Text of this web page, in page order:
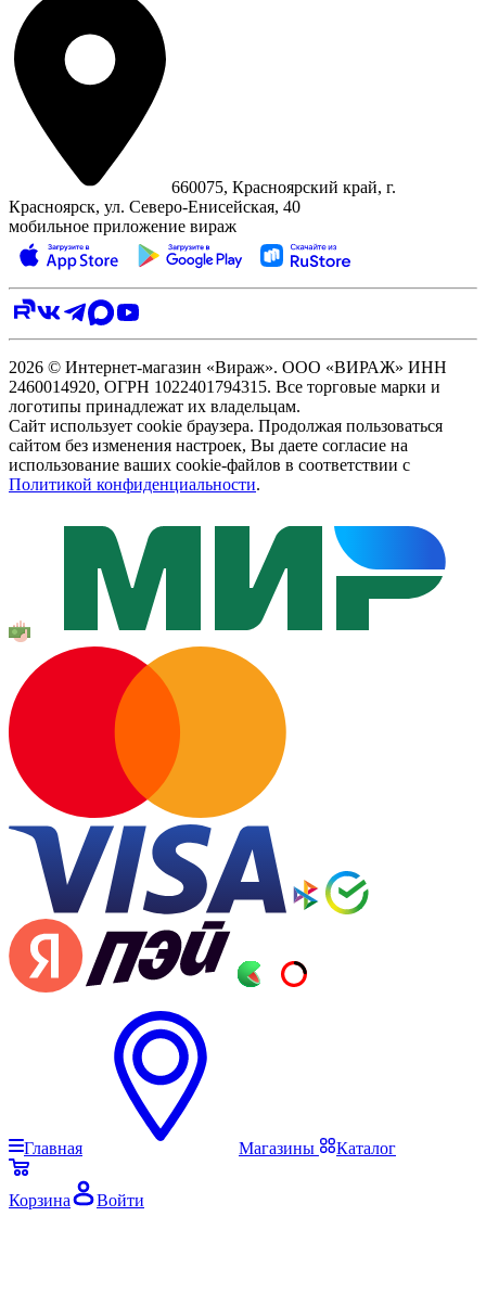
660075, Красноярский край, г.
Красноярск, ул. Северо‑Енисейская, 40
мобильное приложение вираж
2026 © Интернет-магазин «Вираж». ООО «ВИРАЖ» ИНН
2460014920, ОГРН 1022401794315. Все торговые марки и
логотипы принадлежат их владельцам.
Сайт использует cookie браузера. Продолжая пользоваться
сайтом без изменения настроек, Вы даете согласие на
использование ваших cookie-файлов в соответствии с
Политикой конфиденциальности.
Главная Магазины Каталог
Корзина Войти